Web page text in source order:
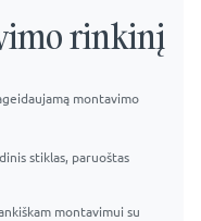
rinkinį
montavimo
stiklas, paruoštas
montavimui su